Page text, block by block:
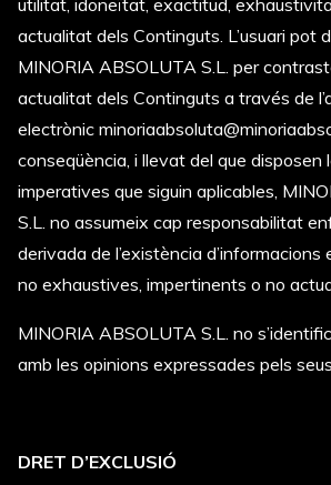
utilitat, idoneïtat, exactitud,
actualitat dels Continguts. L’usuari pot
MINORIA ABSOLUTA S.L. per
actualitat dels Continguts a través de
electrònic
conseqüència, i llevat del que disposen
imperatives que siguin aplicables,
S.L. no assumeix cap responsabilitat
derivada de l’existència d’informacions
no exhaustives, impertinents o no
MINORIA ABSOLUTA S.L. no
amb les opinions expressades pels
DRET D’EXCLUSIÓ